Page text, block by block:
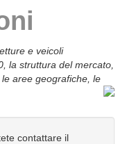
e veicoli
la struttura del mercato,
aree geografiche, le
contattare il